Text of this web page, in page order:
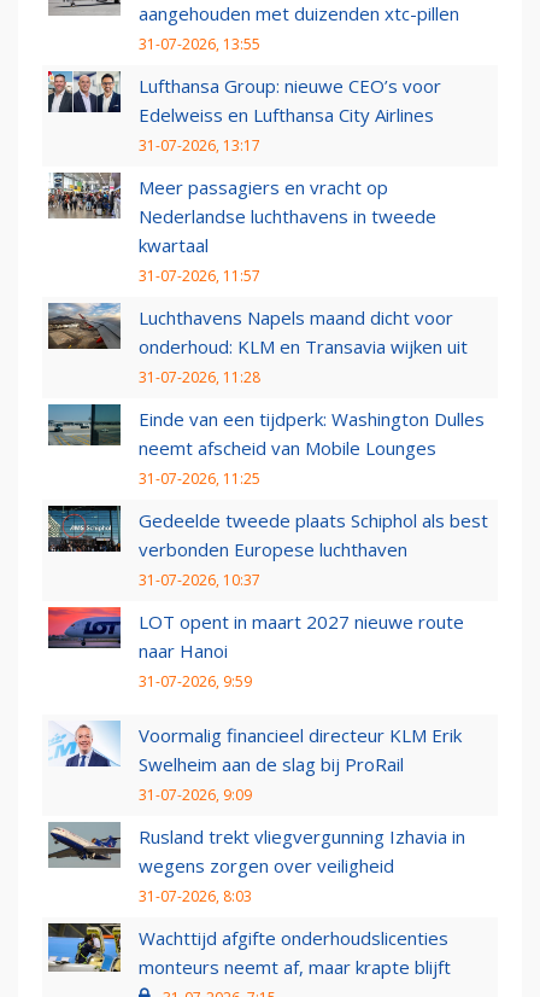
aangehouden met duizenden xtc-pillen
31-07-2026, 13:55
Lufthansa Group: nieuwe CEO’s voor
Edelweiss en Lufthansa City Airlines
31-07-2026, 13:17
Meer passagiers en vracht op
Nederlandse luchthavens in tweede
kwartaal
31-07-2026, 11:57
Luchthavens Napels maand dicht voor
onderhoud: KLM en Transavia wijken uit
31-07-2026, 11:28
Einde van een tijdperk: Washington Dulles
neemt afscheid van Mobile Lounges
31-07-2026, 11:25
Gedeelde tweede plaats Schiphol als best
verbonden Europese luchthaven
31-07-2026, 10:37
LOT opent in maart 2027 nieuwe route
naar Hanoi
31-07-2026, 9:59
Voormalig financieel directeur KLM Erik
Swelheim aan de slag bij ProRail
31-07-2026, 9:09
Rusland trekt vliegvergunning Izhavia in
wegens zorgen over veiligheid
31-07-2026, 8:03
Wachttijd afgifte onderhoudslicenties
monteurs neemt af, maar krapte blijft